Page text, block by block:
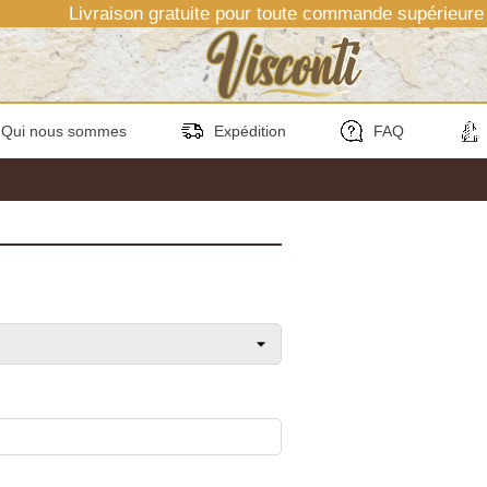
Livraison gratuite pour toute commande
Qui nous sommes Expédition FAQ